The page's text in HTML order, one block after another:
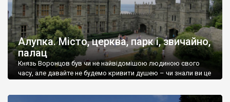
Алупка. Місто, церква, парк і, звичайно,
палац
Князь Воронцов був чи не найвідомішою людиною свого
часу, але давайте не будемо кривити душею – чи знали ви це